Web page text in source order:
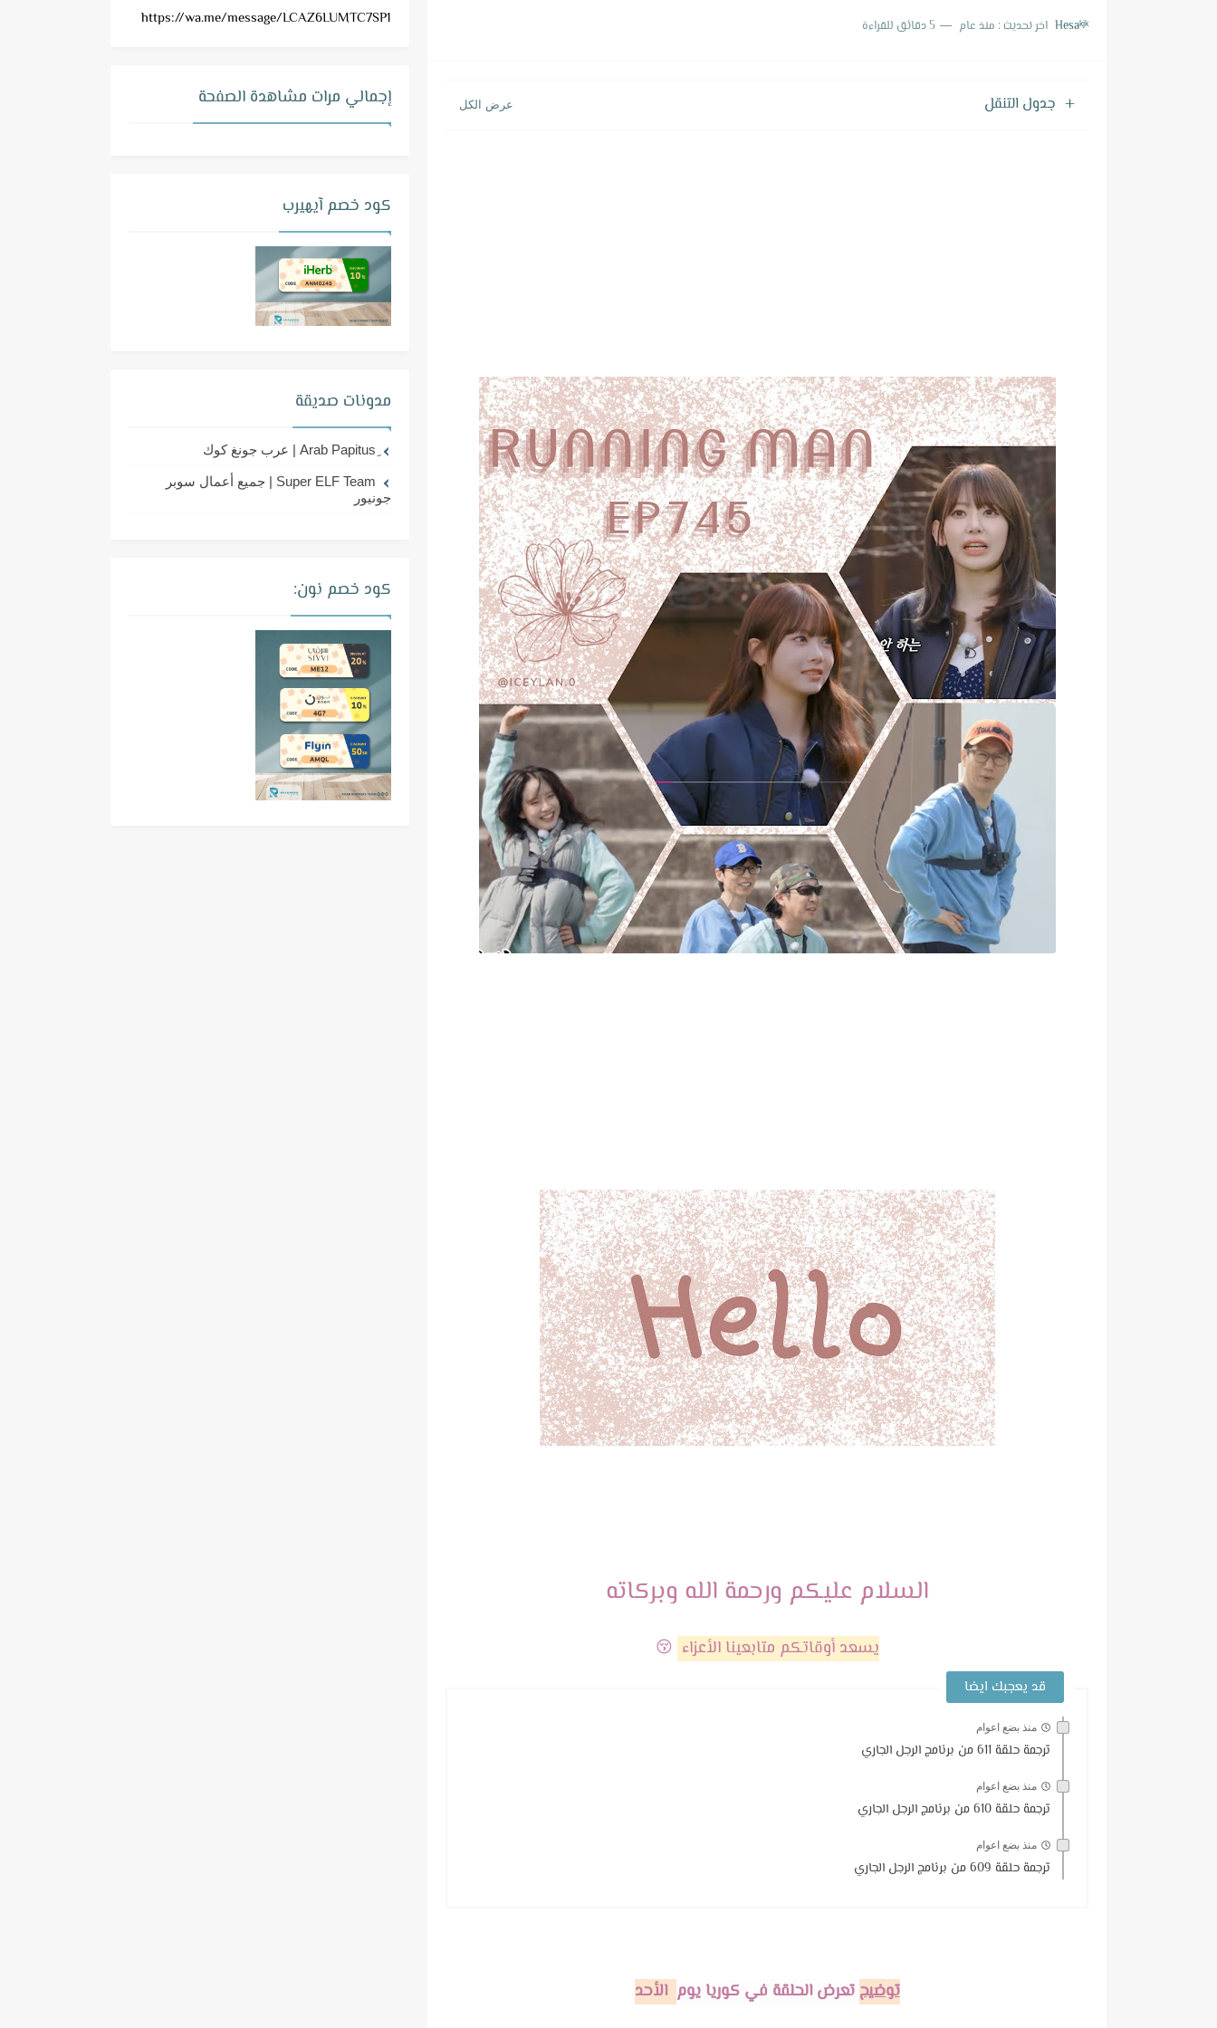
Hesaᵏʲᵏ اخر تحديث : منذ عام 5 دقائق للقراءة
جدول التنقل
السلام عليكم ورحمة الله وبركاته
يسعد أوقاتكم متابعينا الأعزاء 😚
قد يعجبك ايضا
منذ بضع اعوام
ترجمة حلقة 611 من برنامج الرجل الجاري
منذ بضع اعوام
ترجمة حلقة 610 من برنامج الرجل الجاري
منذ بضع اعوام
ترجمة حلقة 609 من برنامج الرجل الجاري
توضيح تعرض الحلقة في كوريا يوم الأحد
https://wa.me/message/LCAZ6LUMTC7SP1
إجمالي مرات مشاهدة الصفحة
كود خصم آيهيرب
مدونات صديقة
Super ELF Team | جميع أعمال سوبر
جونيور
كود خصم نون: